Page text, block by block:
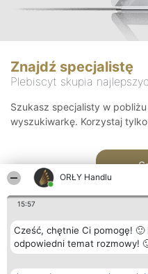
ORŁY Handlu
15:57
Cześć, chętnie Ci pomogę! 🙂
odpowiedni temat rozmowy!
Znajdź specjalistę
Plebiscyt skupia
Szukasz specjalisty w
wyszukiwarkę. Korzystaj
Organizator plebiscytu